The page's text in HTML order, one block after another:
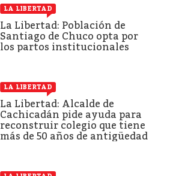
LA LIBERTAD
La Libertad: Población de
Santiago de Chuco opta por
los partos institucionales
LA LIBERTAD
La Libertad: Alcalde de
Cachicadán pide ayuda para
reconstruir colegio que tiene
más de 50 años de antigüedad